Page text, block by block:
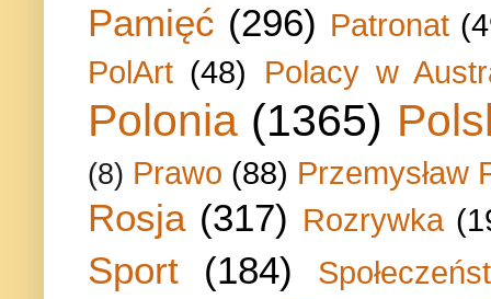
Pamięć (296) Patronat
PolArt (48) Polacy w
Polonia (1365)
(8) Prawo (88) Przemysław
Rosja (317) Rozrywka
Sport (184)